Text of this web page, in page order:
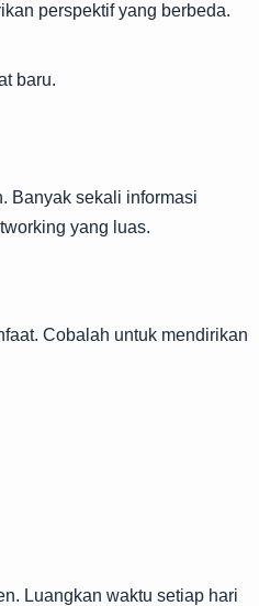
perspektif yang berbeda.
baru.
Banyak sekali informasi
yang luas.
Cobalah untuk mendirikan
Luangkan waktu setiap hari